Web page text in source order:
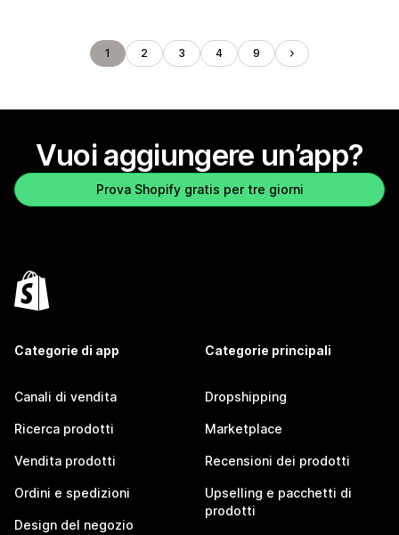
1 2 3 4 9
Vuoi aggiungere un’app?
Prova Shopify gratis per tre giorni
Categorie di app
Canali di vendita
Ricerca prodotti
Vendita prodotti
Ordini e spedizioni
Design del negozio
Categorie principali
Dropshipping
Marketplace
Recensioni dei prodotti
Upselling e pacchetti di
prodotti